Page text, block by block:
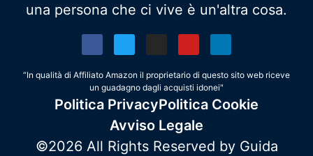
una persona che ci vive è un'altra cosa.
“In qualità di Affiliato Amazon il proprietario di questo sito web riceve
un guadagno dagli acquisti idonei"
Politica PrivacyPolitica Cookie
Avviso Legale
©2026 All Rights Reserved by Guida